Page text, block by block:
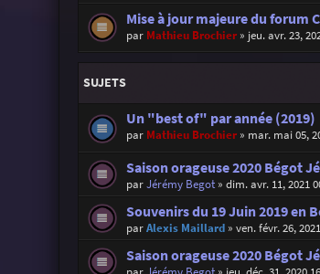
Mise à jour majeure du forum
par Mathieu Brochier» jeu. avr. 23,
SUJETS
Un "best of" par année (2019)
par Mathieu Brochier» mar. mai 05,
Saison orageuse 2020 Bégot
parJérémy Begot» dim. avr. 11, 2021
Souvenirs du 19 Juin 2019 en
parAlexis Maillard» ven. févr. 26,
Saison orageuse 2020 Bégot